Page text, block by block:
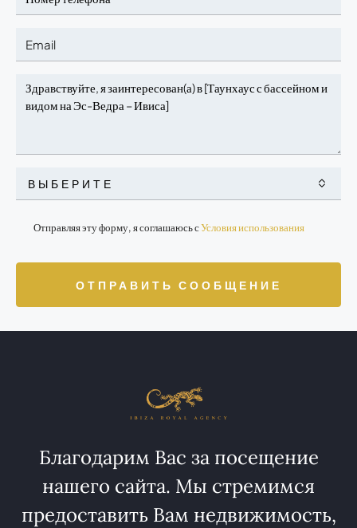
ВЫБЕРИТЕ
Отправляя эту форму, я соглашаюсь сУсловия использования
ОТПРАВИТЬ СООБЩЕНИЕ
Благодарим Вас за посещение
нашего сайта. Мы стремимся
предоставить Вам недвижимость,